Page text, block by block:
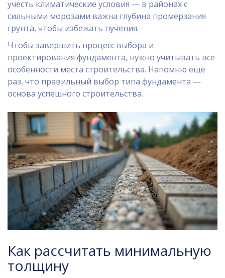
учесть климатические условия — в районах с
сильными морозами важна глубина промерзания
грунта, чтобы избежать пучения.
Чтобы завершить процесс выбора и
проектирования фундамента, нужно учитывать все
особенности места строительства. Напомню еще
раз, что правильный выбор типа фундамента —
основа успешного строительства.
Как рассчитать минимальную
толщину